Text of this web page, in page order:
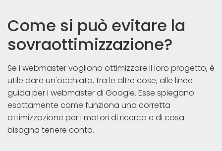
Come si può evitare la
sovraottimizzazione?
Se i webmaster vogliono ottimizzare il loro progetto, è
utile dare un'occhiata, tra le altre cose, alle linee
guida per i webmaster di Google. Esse spiegano
esattamente come funziona una corretta
ottimizzazione per i motori di ricerca e di cosa
bisogna tenere conto.